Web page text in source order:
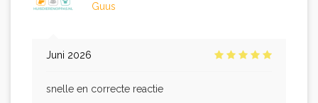
Guus
Juni 2026
snelle en correcte reactie